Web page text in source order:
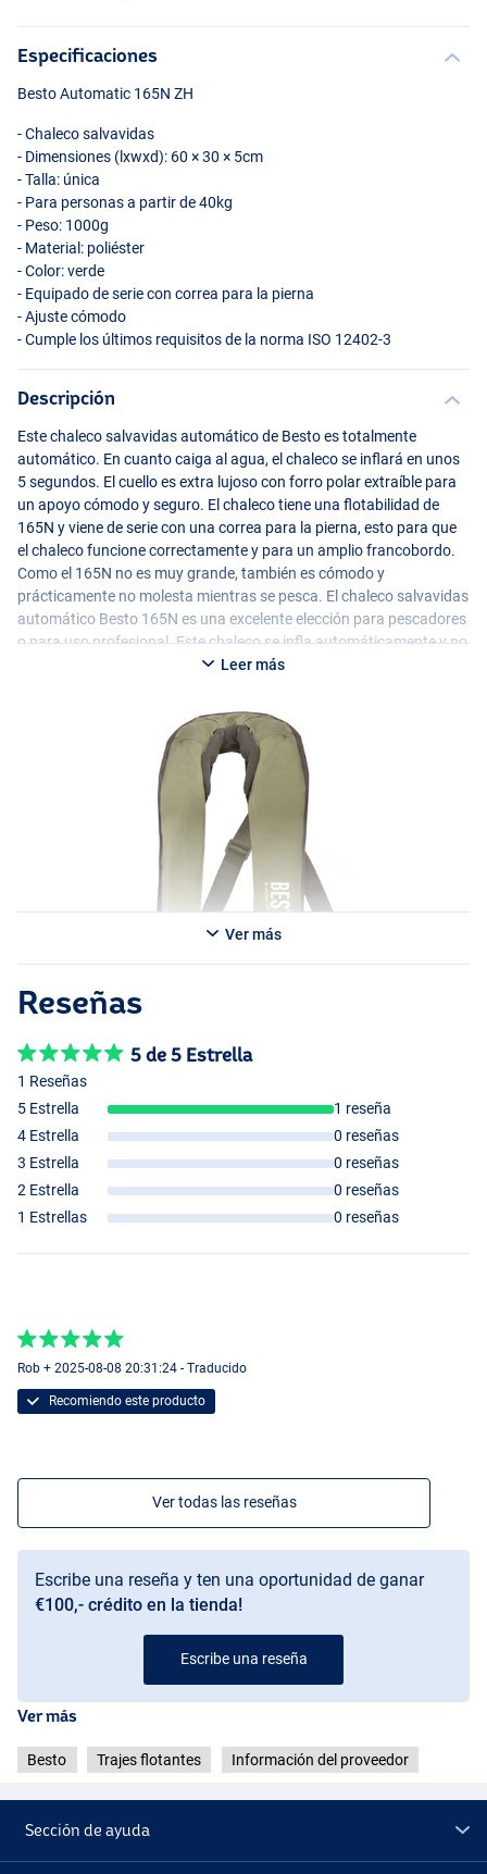
Especificaciones
Besto Automatic 165N ZH
- Chaleco salvavidas
- Dimensiones (lxwxd): 60 × 30 × 5cm
- Talla: única
- Para personas a partir de 40kg
- Peso: 1000g
- Material: poliéster
- Color: verde
- Equipado de serie con correa para la pierna
- Ajuste cómodo
- Cumple los últimos requisitos de la norma ISO 12402-3
Descripción
Este chaleco salvavidas automático de Besto es totalmente
automático. En cuanto caiga al agua, el chaleco se inflará en unos
5 segundos. El cuello es extra lujoso con forro polar extraíble para
un apoyo cómodo y seguro. El chaleco tiene una flotabilidad de
165N y viene de serie con una correa para la pierna, esto para que
el chaleco funcione correctamente y para un amplio francobordo.
Como el 165N no es muy grande, también es cómodo y
prácticamente no molesta mientras se pesca. El chaleco salvavidas
automático Besto 165N es una excelente elección para pescadores
o para uso profesional. Este chaleco se infla automáticamente y no
Leer más
Ver más
Reseñas
5 de 5 Estrella
1 Reseñas
5 Estrella
1 reseña
4 Estrella
0 reseñas
3 Estrella
0 reseñas
2 Estrella
0 reseñas
1 Estrellas
0 reseñas
Rob + 2025-08-08 20:31:24 - Traducido
Recomiendo este producto
Ver todas las reseñas
Escribe una reseña y ten una oportunidad de ganar
€100,- crédito en la tienda!
Escribe una reseña
Ver más
Besto Trajes flotantes Información del proveedor
Sección de ayuda